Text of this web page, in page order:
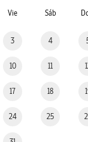
Vie Sáb
3 4
10 11
17 18
24 25